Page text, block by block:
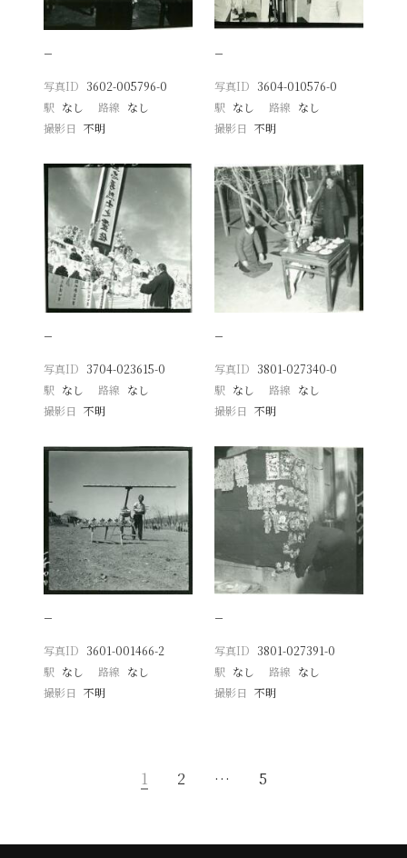
−
写真ID 3602-005796-0
駅 なし 路線 なし
撮影日
不明
−
写真ID 3604-010576-0
駅 なし 路線 なし
撮影日 不明
−
写真ID 3704-023615-0
駅 なし 路線 なし
撮影日
不明
−
写真ID 3801-027340-0
駅 なし 路線 なし
撮影日 不明
−
写真ID 3601-001466-2
駅 なし 路線 なし
撮影日
不明
−
写真ID 3801-027391-0
駅 なし 路線 なし
撮影日 不明
1 2 … 5